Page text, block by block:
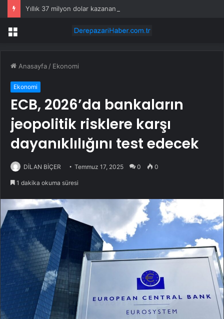
Menü
Anasayfa / Ekonomi
Ekonomi
ECB, 2026’da bankaların
jeopolitik risklere karşı
dayanıklılığını test edecek
DİLAN BİÇER Temmuz 17, 2025 0 0
1 dakika okuma süresi